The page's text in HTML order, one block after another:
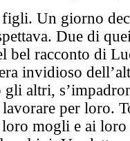
Un giorno
Due di
bel racconto di
invidioso
gli altri,
per loro.
loro mogli e ai